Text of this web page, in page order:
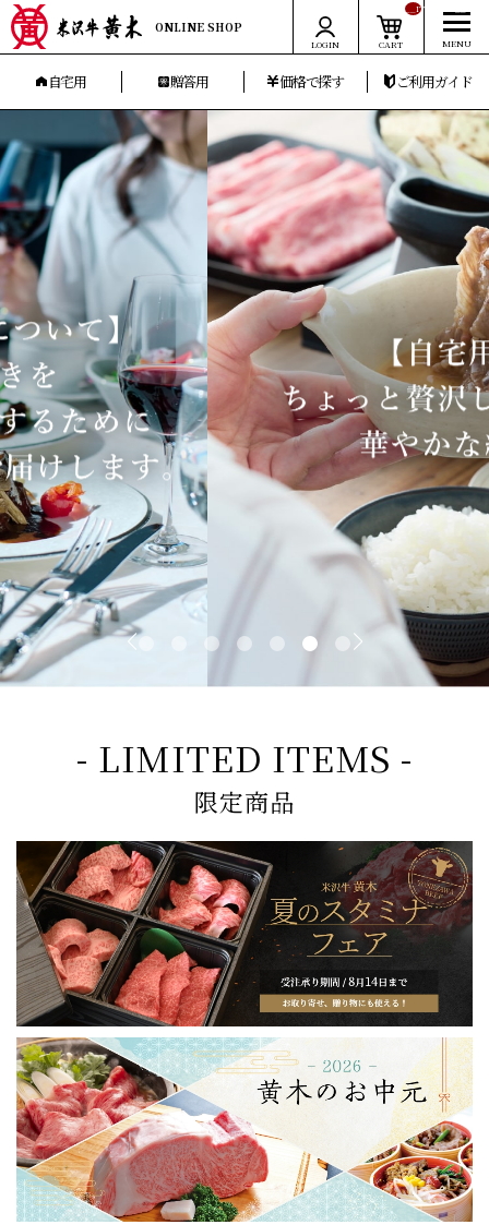
ONLINE SHOP
LOGIN CART
__ITM_CNT__
自宅用 贈答用 価格で探す ご利用ガイド
- LIMITED ITEMS -
限定商品